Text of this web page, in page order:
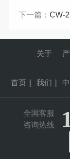
下一篇： CW-
首页
关于
我们
全国客服
咨询热线